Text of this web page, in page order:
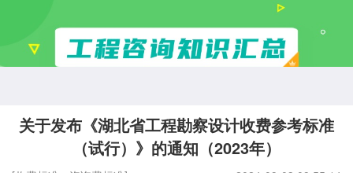
关于发布《湖北省工程勘察设计收费参考标准
（试行）》的通知（2023年）